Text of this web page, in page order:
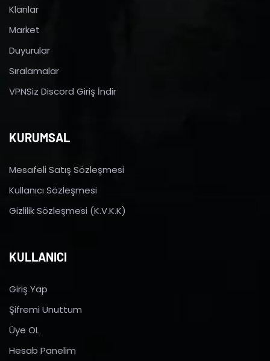
Klanlar
Market
Duyurular
Sıralamalar
VPNSiz Discord Giriş İndir
KURUMSAL
Mesafeli Satış Sözleşmesi
Kullanıcı Sözleşmesi
Gizlilik Sözleşmesi (K.V.K.K)
KULLANICI
Giriş Yap
Şifremi Unuttum
Üye OL
Hesab Panelim